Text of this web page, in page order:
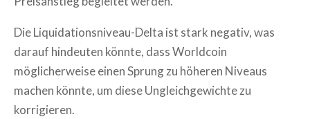
Die Liquidationsniveau-Delta ist stark negativ, was
darauf hindeuten könnte, dass Worldcoin
möglicherweise einen Sprung zu höheren Niveaus
machen könnte, um diese Ungleichgewichte zu
korrigieren.